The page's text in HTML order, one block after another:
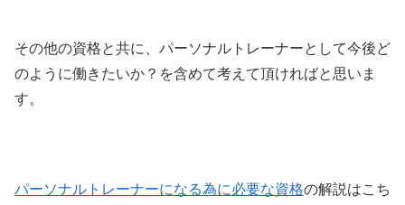
その他の資格と共に、パーソナルトレーナーとして今後ど
のように働きたいか？を含めて考えて頂ければと思いま
す。
パーソナルトレーナーになる為に必要な資格の解説はこち